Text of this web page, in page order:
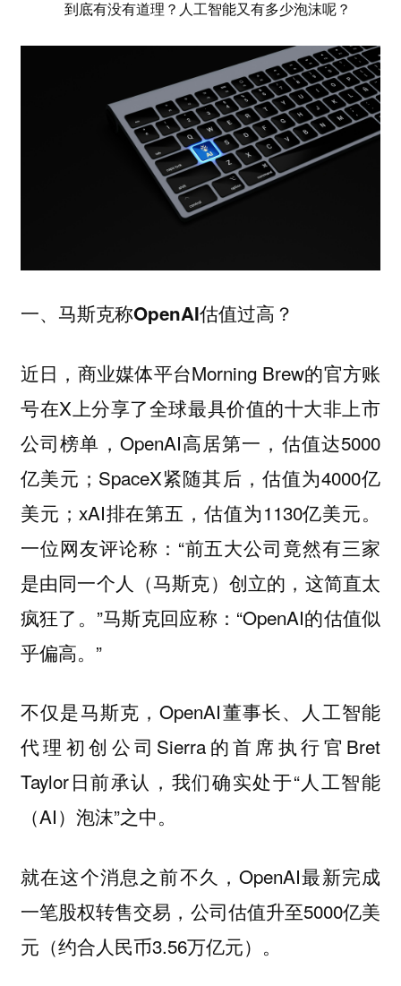
到底有没有道理？人工智能又有多少泡沫呢？
一、马斯克称OpenAI估值过高？
近日，商业媒体平台Morning Brew的官方账
号在X上分享了全球最具价值的十大非上市
公司榜单，OpenAI高居第一，估值达5000
亿美元；SpaceX紧随其后，估值为4000亿
美元；xAI排在第五，估值为1130亿美元。
一位网友评论称：“前五大公司竟然有三家
是由同一个人（马斯克）创立的，这简直太
疯狂了。”马斯克回应称：“OpenAI的估值似
乎偏高。”
不仅是马斯克，OpenAI董事长、人工智能
代理初创公司Sierra的首席执行官Bret
Taylor日前承认，我们确实处于“人工智能
（AI）泡沫”之中。
就在这个消息之前不久，OpenAI最新完成
一笔股权转售交易，公司估值升至5000亿美
元（约合人民币3.56万亿元）。